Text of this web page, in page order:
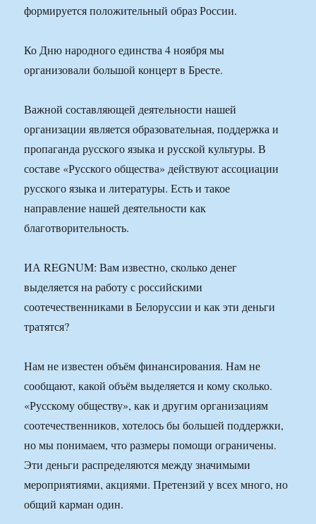
формируется положительный образ России.
Ко Дню народного единства 4 ноября мы
организовали большой концерт в Бресте.
Важной составляющей деятельности нашей
организации является образовательная, поддержка и
пропаганда русского языка и русской культуры. В
составе «Русского общества» действуют ассоциации
русского языка и литературы. Есть и такое
направление нашей деятельности как
благотворительность.
ИА REGNUM: Вам известно, сколько денег
выделяется на работу с российскими
соотечественниками в Белоруссии и как эти деньги
тратятся?
Нам не известен объём финансирования. Нам не
сообщают, какой объём выделяется и кому сколько.
«Русскому обществу», как и другим организациям
соотечественников, хотелось бы большей поддержки,
но мы понимаем, что размеры помощи ограничены.
Эти деньги распределяются между значимыми
мероприятиями, акциями. Претензий у всех много, но
общий карман один.